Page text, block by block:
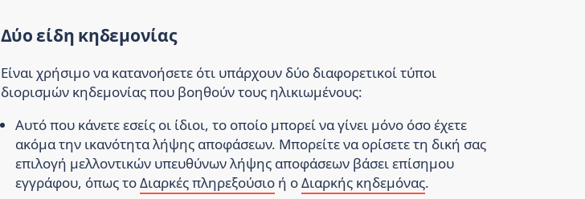
Δύο είδη κηδεμονίας
Είναι χρήσιμο να κατανοήσετε ότι υπάρχουν δύο διαφορετικοί τύποι
διορισμών κηδεμονίας που βοηθούν τους ηλικιωμένους:
Αυτό που κάνετε εσείς οι ίδιοι, το οποίο μπορεί να γίνει μόνο όσο έχετε
ακόμα την ικανότητα λήψης αποφάσεων. Μπορείτε να ορίσετε τη δική σας
επιλογή μελλοντικών υπευθύνων λήψης αποφάσεων βάσει επίσημου
εγγράφου, όπως τοΔιαρκές πληρεξούσιοή οΔιαρκής κηδεμόνας.